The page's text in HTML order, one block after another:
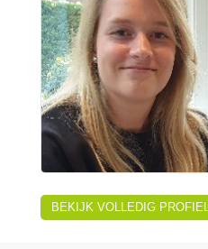
BEKIJK VOLLEDIG